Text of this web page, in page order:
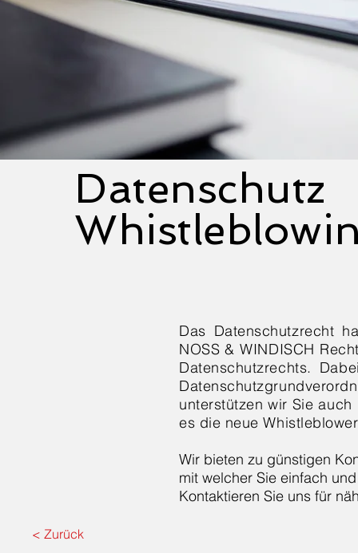
Datenschutz
Das Datenschutzrecht
NOSS & WINDISCH
Datenschutzrechts.
unterstützen wir Sie
es die neue
Wir bieten zu günstigen
mit welcher Sie einfach
Kontaktieren Sie uns für
< Zurück